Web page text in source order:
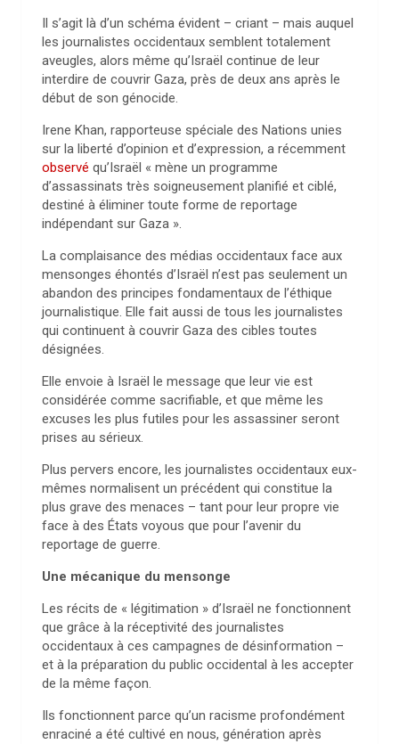
Il s’agit là d’un schéma évident – criant – mais auquel
les journalistes occidentaux semblent totalement
aveugles, alors même qu’Israël continue de leur
interdire de couvrir Gaza, près de deux ans après le
début de son génocide.
Irene Khan, rapporteuse spéciale des Nations unies
sur la liberté d’opinion et d’expression, a récemment
observé qu’Israël « mène un programme
d’assassinats très soigneusement planifié et ciblé,
destiné à éliminer toute forme de reportage
indépendant sur Gaza ».
La complaisance des médias occidentaux face aux
mensonges éhontés d’Israël n’est pas seulement un
abandon des principes fondamentaux de l’éthique
journalistique. Elle fait aussi de tous les journalistes
qui continuent à couvrir Gaza des cibles toutes
désignées.
Elle envoie à Israël le message que leur vie est
considérée comme sacrifiable, et que même les
excuses les plus futiles pour les assassiner seront
prises au sérieux.
Plus pervers encore, les journalistes occidentaux eux-
mêmes normalisent un précédent qui constitue la
plus grave des menaces – tant pour leur propre vie
face à des États voyous que pour l’avenir du
reportage de guerre.
Une mécanique du mensonge
Les récits de « légitimation » d’Israël ne fonctionnent
que grâce à la réceptivité des journalistes
occidentaux à ces campagnes de désinformation –
et à la préparation du public occidental à les accepter
de la même façon.
Ils fonctionnent parce qu’un racisme profondément
enraciné a été cultivé en nous, génération après